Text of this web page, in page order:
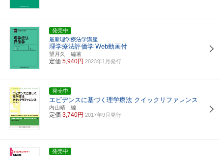
発売中
最新理学療法学講座
理学療法評価学 Web動画付
望月久 編著
定価 5,940円 2023年1月発行
発売中
エビデンスに基づく理学療法 クイックリファレンス
内山靖 編
定価 3,740円 2017年9月発行
発売中